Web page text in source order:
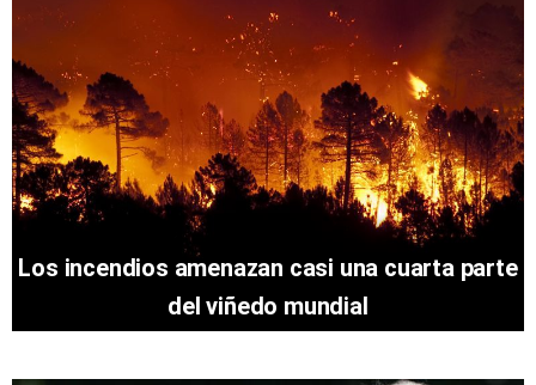
Los incendios amenazan casi una cuarta parte
del viñedo mundial